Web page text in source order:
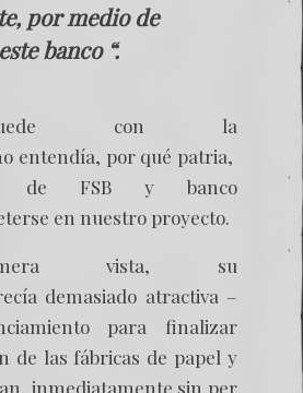
por medio de
este banco “.
con la
entendía, por qué patria,
de FSB y banco
en nuestro proyecto.
vista, su
demasiado atractiva –
para finalizar
de las fábricas de papel y
inmediatamente sin per